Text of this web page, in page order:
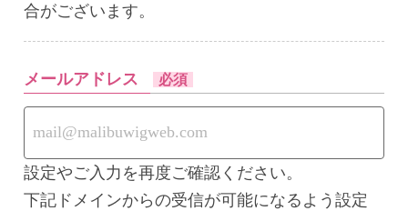
合がございます。
メールアドレス 必須
設定やご入力を再度ご確認ください。
下記ドメインからの受信が可能になるよう設定